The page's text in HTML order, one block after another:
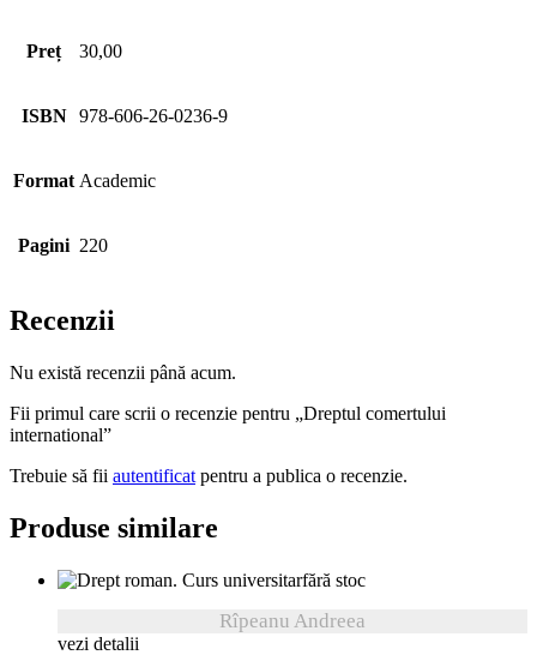
Preț 30,00
ISBN 978-606-26-0236-9
Format Academic
Pagini 220
Recenzii
Nu există recenzii până acum.
Fii primul care scrii o recenzie pentru „Dreptul comertului
international”
Trebuie să fii autentificat pentru a publica o recenzie.
Produse similare
fără stoc
Rîpeanu Andreea
vezi detalii